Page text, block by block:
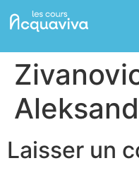
Laisser un